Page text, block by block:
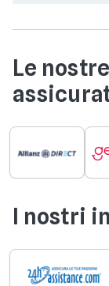
Le
I nostri